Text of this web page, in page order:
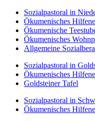
Sozialpastoral in
Ökumenisches
Ökumenische
Ökumenisches
Allgemeine
Sozialpastoral in
Ökumenisches
Goldsteiner Tafel
Sozialpastoral in
Ökumenisches